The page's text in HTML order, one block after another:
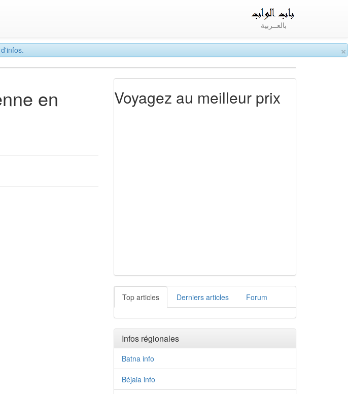
×
بالعــربية
en Voyagez au meilleur prix
Top articles Derniers articles Forum
Infos régionales
Batna info
Béjaia info